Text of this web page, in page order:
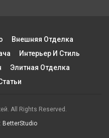
Внешняя Отделка
Интерьер И Стиль
Элитная Отделка
All Rights Reserved.
BetterStudio